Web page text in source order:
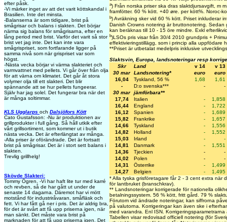
efter påsk.
-Vi märker inget av att det varit köttskandal i
Brasilien. Inte det minsta.
-Balanserna är som tidigare, brist på
smågrisar och balans i slakten. Det börjar
närma sig balans för smågrisarna, efter en
lång period med brist. Varför det varit så stor
brist vet jag inte. Det kan inte vara
smågrispriset, som fortfarande ligger på
samma nivå som när grispriset var som
högst.
-Nästa vecka börjar vi värma slakteriet och
varmvattnet med pellets. Vi går över från olja
för att värna om klimatet. Det går åt stora
volymer olja till ett slakteri. Det blir
spännande att se hur pellets fungeerar.
Själv har jag solel. Det fungerar bra när det
är många soltimmar.
KLS Ugglarps och Dalsjöfors Kött
Cato Gustafsson: -Nu är produktionen av
grillprodukter i full gång. Så håll utkik efter
vårt grillsortiment, som kommer ut i butik
nästa vecka. Det är efterlängtat av många.
-Alla priser är oförändrade. Det är fortsatt
brist på smågrisar. Det är i stort sett balans i
slakten.
Trevlig grillhelg!
Skövde Slakteri:
Tommy Ögren, -Vi har haft lite tur med karré
och revben, så de har gått ut under de
senaste 14 dagarna. Däremot har vi mött
motstånd för industriråvaran, småfläsk och
fett. Vi har fått gå ner i pris. Det är aldrig bra,
för det är svårt att få upp priserna igen, när
man sänkt. Det måste vara brist på
marknaden för att få upp priserna igen. Det
a) Från norska priser ska dras slaktdjursavgift, m
framfötter. 60 % kött. +40 øre. per kött%. Noroc-
b) Avräkning sker vid 60 % kött. Priset inkluderar
Danish Crowns notering är bruttonotering. Sedan
kan beräknas till 10 - 15 öre mindre. Exkl
b)LSOs pris visar från 30/4 2010 grundpris +
effektivieringstillägg, som i princip alla uppfödare
**Priset är utbetalat medelpris inklusive
Slaktsvin, Europa, landsnoteringar resp
Skr
Land v 14
v 13
30 mar
Landsnotering* euro
euro
16,04
Tyskland, 56 % 1,68
1,61
-
D:o svenska*** -
-
30 mar
jämförbara**
17,74
Italien -
1,858
16,44
England -
1,722
16,12
Spanien -
1,689
15,82
Frankrike -
1,657
14,66
Tyskland -
1,556
14,82
Holland -
1,552
15,03
Irland -
-
14,81
Danmark -
1,551
14,36
Tjeckien -
-
14,02
Polen -
-
14,31
Österrike -
1,499
14,27
Belgien -
1,495
* Alla tyska grisföretagare får 2 - 3 cent extra när
för lantbruket (branschkrav).
** Landsnoteringar korrigerade för nationella
betalningssystem. 56 % kött, fritt gård. 79 %
Förutom vid ändrade noteringar, kan siffrorna
på valutorna. Korrigeringar kan även ske i
med varandra. Enl ISN.
Tabellen visar redovisad officiell notering (för